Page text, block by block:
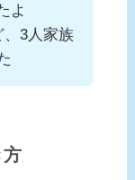
よ
、3人家族
方